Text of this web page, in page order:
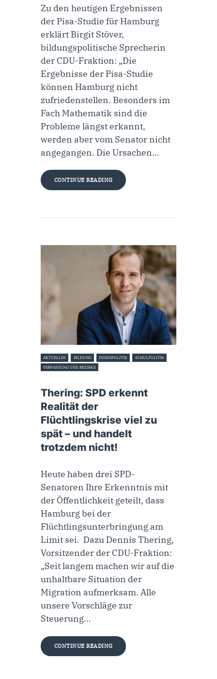
Zu den heutigen Ergebnissen
der Pisa-Studie für Hamburg
erklärt Birgit Stöver,
bildungspolitische Sprecherin
der CDU-Fraktion: „Die
Ergebnisse der Pisa-Studie
können Hamburg nicht
zufriedenstellen. Besonders im
Fach Mathematik sind die
Probleme längst erkannt,
werden aber vom Senator nicht
angegangen. Die Ursachen…
CONTINUE READING
AKTUELLES BILDUNG INNENPOLITIK
SCHULPOLITIK
VERFASSUNG UND BEZIRKE
Thering: SPD erkennt
Realität der
Flüchtlingskrise viel zu
spät – und handelt
trotzdem nicht!
Heute haben drei SPD-
Senatoren Ihre Erkenntnis mit
der Öffentlichkeit geteilt, dass
Hamburg bei der
Flüchtlingsunterbringung am
Limit sei. Dazu Dennis Thering,
Vorsitzender der CDU-Fraktion:
„Seit langem machen wir auf die
unhaltbare Situation der
Migration aufmerksam. Alle
unsere Vorschläge zur
Steuerung…
CONTINUE READING